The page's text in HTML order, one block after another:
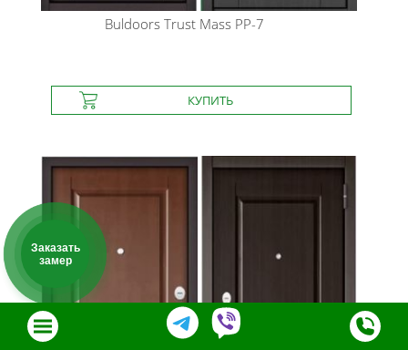
Buldoors Trust Mass PP-7
Заказать
замер